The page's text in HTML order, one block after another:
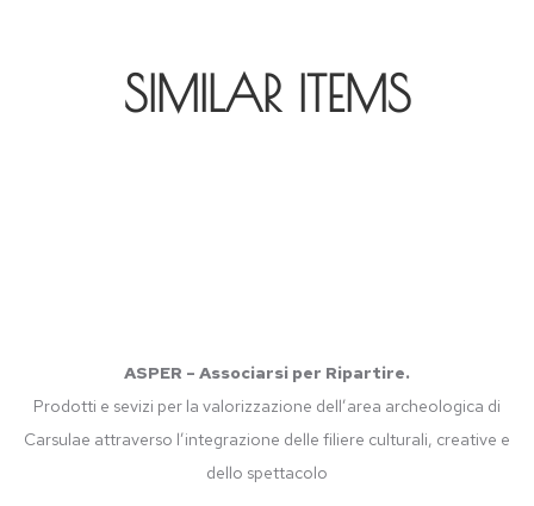
SIMILAR ITEMS
ASPER – Associarsi per Ripartire.
Prodotti e sevizi per la valorizzazione dell’area archeologica di
Carsulae attraverso l’integrazione delle filiere culturali, creative e
dello spettacolo